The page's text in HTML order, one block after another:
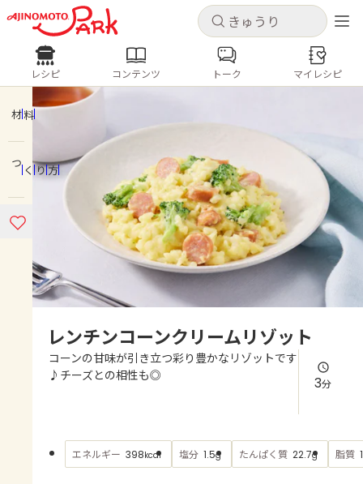
キャンセル
ログインするとレシピを保存できます
ホーム
コンテンツ
よくあるお問い合わせ
AJINOMOTO PARK とは
キャンセル
レシピ コンテンツ
人気の食材・レシピ
きゅうり なす トマト
とうもろこし
ピーマン
みょうが ゴーヤ
レシピ コンテンツ トーク マイレシピ
材料
つくり方
レンチンコーンクリームリゾット
コーンの甘味が引き立つ彩り豊かなリゾットです
♪チーズとの相性も◎
3分
エネルギー 398kcal 塩分 1.5g たんぱく質 22.7g 脂質